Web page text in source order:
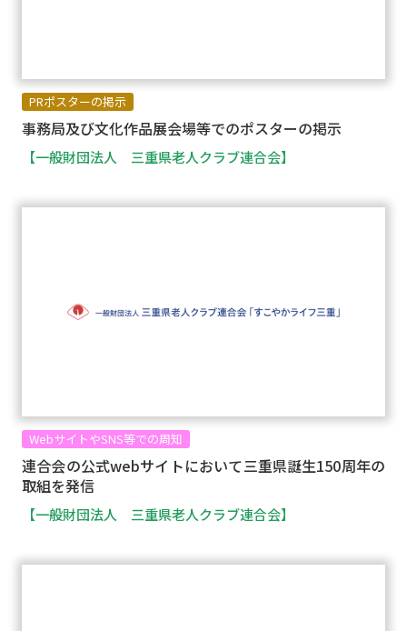
PRポスターの掲示
事務局及び文化作品展会場等でのポスターの掲示
【一般財団法人 三重県老人クラブ連合会】
WebサイトやSNS等での周知
連合会の公式webサイトにおいて三重県誕生150周年の
取組を発信
【一般財団法人 三重県老人クラブ連合会】